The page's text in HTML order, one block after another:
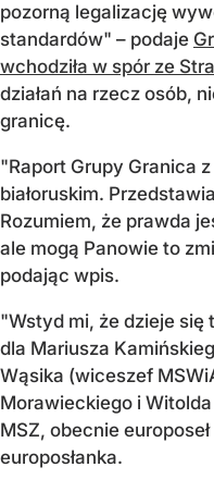
pozorną legalizację
standardów" – podaje
wchodziła w spór ze
działań na rzecz osób,
granicę.
"Raport Grupy Granica
białoruskim.
Rozumiem, że prawda
ale mogą Panowie to
podając wpis.
"Wstyd mi, że dzieje się
dla Mariusza
Wąsika (wiceszef
Morawieckiego i
MSZ, obecnie
europosłanka.